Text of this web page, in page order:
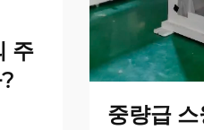
주
중량급